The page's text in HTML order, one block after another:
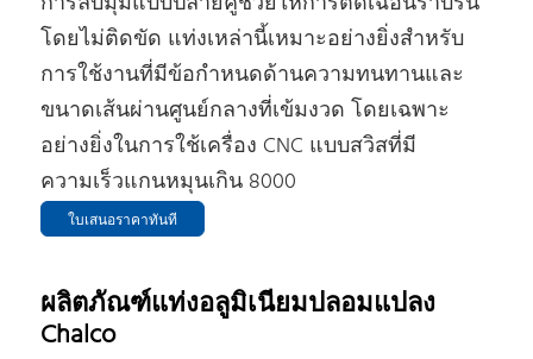
โดยไม่ติดขัด แท่งเหล่านี้เหมาะอย่างยิ่งสําหรับ
การใช้งานที่มีข้อกําหนดด้านความทนทานและ
ขนาดเส้นผ่านศูนย์กลางที่เข้มงวด โดยเฉพาะ
อย่างยิ่งในการใช้เครื่อง CNC แบบสวิสที่มี
ความเร็วแกนหมุนเกิน 8000
ใบเสนอราคาทันที
ผลิตภัณฑ์แท่งอลูมิเนียมปลอมแปลง
Chalco